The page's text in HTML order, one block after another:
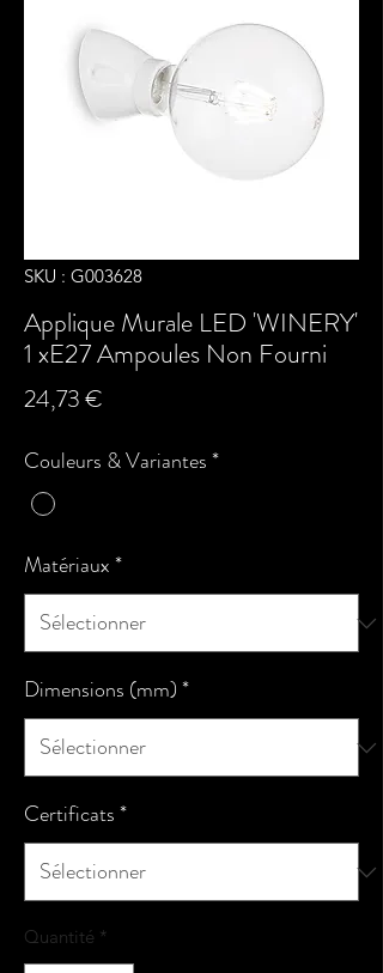
SKU : G003628
Applique Murale LED 'WINERY'
1 xE27 Ampoules Non Fourni
24,73 €
Couleurs & Variantes*
Matériaux*
Dimensions (mm)*
Certificats*
Quantité *